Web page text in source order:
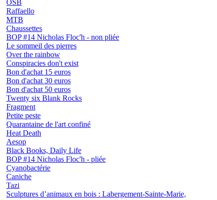
OSB
Raffaello
MTB
Chaussettes
BOP #14 Nicholas Floc'h - non pliée
Le sommeil des pierres
Over the rainbow
Conspiracies don't exist
Bon d'achat 15 euros
Bon d'achat 30 euros
Bon d'achat 50 euros
Twenty six Blank Rocks
Fragment
Petite peste
Quarantaine de l'art confiné
Heat Death
Aesop
Black Books, Daily Life
BOP #14 Nicholas Floc'h - pliée
Cyanobactérie
Caniche
Tazi
Sculptures d’animaux en bois : Labergement-Sainte-Marie,